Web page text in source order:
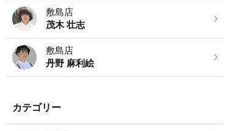
敷島店
茂木 壮志
敷島店
丹野 麻利絵
カテゴリー